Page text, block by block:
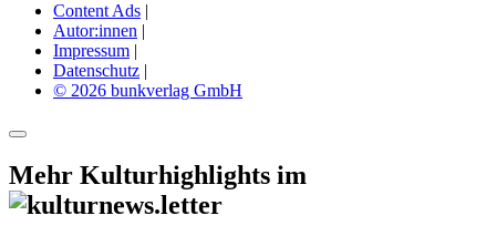
Content Ads |
Autor:innen |
Impressum |
Datenschutz |
© 2026 bunkverlag GmbH
Mehr Kulturhighlights im